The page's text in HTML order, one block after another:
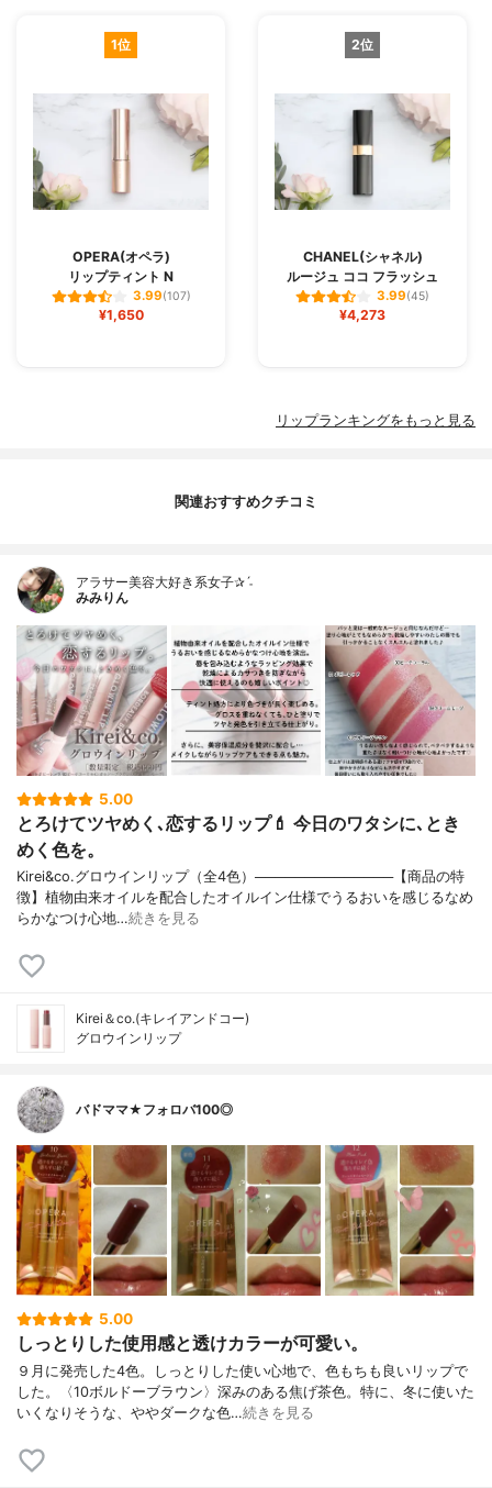
1位
OPERA(オペラ)
リップティント N
3.99(107)
¥1,650
2位
CHANEL(シャネル)
ルージュ ココ フラッシュ
3.99(45)
¥4,273
リップランキングをもっと見る
関連おすすめクチコミ
アラサー美容大好き系女子✰ˊ˗
みみりん
5.00
とろけてツヤめく､恋するリップ💄 今日のワタシに､とき
めく色を。
Kirei&co.グロウインリップ（全4色）──────────────【商品の特
徴】植物由来オイルを配合したオイルイン仕様でうるおいを感じるなめ
らかなつけ心地…続きを見る
Kirei＆co.(キレイアンドコー)
グロウインリップ
バドママ★フォロバ100◎
5.00
しっとりした使用感と透けカラーが可愛い。
９月に発売した4色。しっとりした使い心地で、色もちも良いリップで
した。〈10ボルドーブラウン〉深みのある焦げ茶色。特に、冬に使いた
いくなりそうな、ややダークな色…続きを見る